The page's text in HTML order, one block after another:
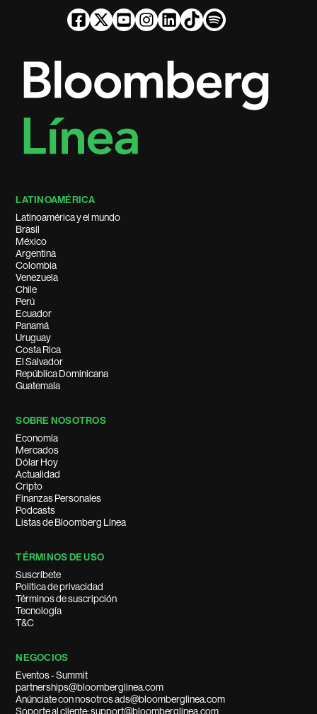
LATINOAMÉRICA
Latinoamérica y el mundo
Brasil
México
Argentina
Colombia
Venezuela
Chile
Perú
Ecuador
Panamá
Uruguay
Costa Rica
El Salvador
República Dominicana
Guatemala
SOBRE NOSOTROS
Economía
Mercados
Dólar Hoy
Actualidad
Cripto
Finanzas Personales
Podcasts
Listas de Bloomberg Línea
TÉRMINOS DE USO
Suscríbete
Política de privacidad
Términos de suscripción
Tecnología
T&C
NEGOCIOS
Eventos - Summit
partnerships@bloomberglinea.com
Anúnciate con nosotros ads@bloomberglinea.com
Soporte al cliente: support@bloomberglinea.com